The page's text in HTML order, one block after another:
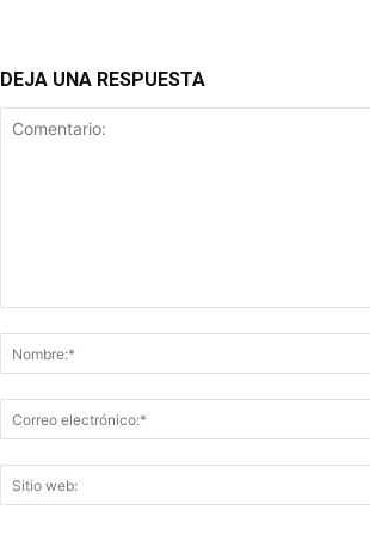
DEJA UNA RESPUESTA